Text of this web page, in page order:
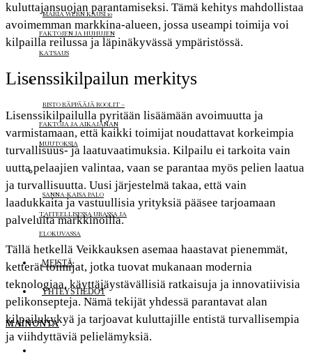
MARIA WERN KAUSI 10
FAKTOJEN JA HUHUJEN
KATSAUS
RISTO RÄPPÄÄJÄ ROOLIT –
FAKTOJA JA AIKAJANAN
MUUTOKSIA
SANNA-KAISA PALO
TAITEELLISESSA URASSA JA
ELOKUVASSA
MEISTÄ
YHTEYSTIEDOT
MAINONTA
kuluttajansuojan parantamiseksi. Tämä kehitys mahdollistaa
avoimemman markkina-alueen, jossa useampi toimija voi
kilpailla reilussa ja läpinäkyvässä ympäristössä.
Lisenssikilpailun merkitys
Lisenssikilpailulla pyritään lisäämään avoimuutta ja
varmistamaan, että kaikki toimijat noudattavat korkeimpia
turvallisuus- ja laatuvaatimuksia. Kilpailu ei tarkoita vain
uutta pelaajien valintaa, vaan se parantaa myös pelien laatua
ja turvallisuutta. Uusi järjestelmä takaa, että vain
laadukkaita ja vastuullisia yrityksiä pääsee tarjoamaan
palveluita markkinoilla.
Tällä hetkellä Veikkauksen asemaa haastavat pienemmät,
ketterät toimijat, jotka tuovat mukanaan modernia
teknologiaa, käyttäjäystävällisiä ratkaisuja ja innovatiivisia
pelikonsepteja. Nämä tekijät yhdessä parantavat alan
kilpailukykyä ja tarjoavat kuluttajille entistä turvallisempia
ja viihdyttäviä pelielämyksiä.